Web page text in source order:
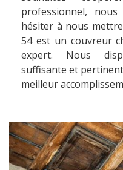
professionnel,
hésiter à nous
54 est un couvreur
expert. Nous
suffisante et
meilleur